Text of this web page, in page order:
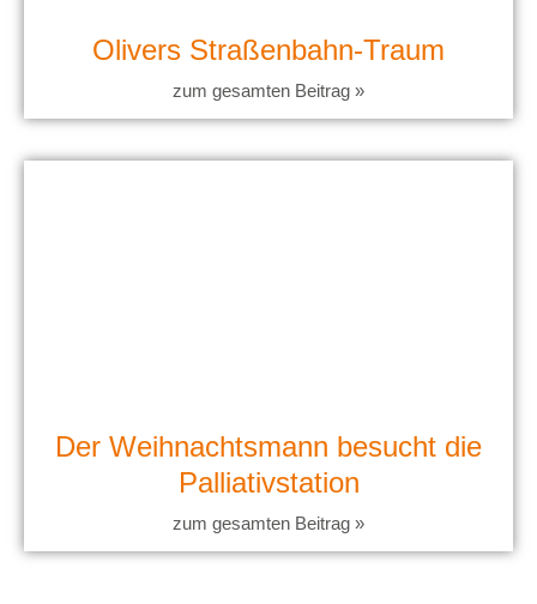
Olivers Straßenbahn-Traum
zum gesamten Beitrag »
Der Weihnachtsmann besucht die
Palliativstation
zum gesamten Beitrag »